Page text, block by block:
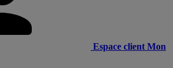
Espace client Mon